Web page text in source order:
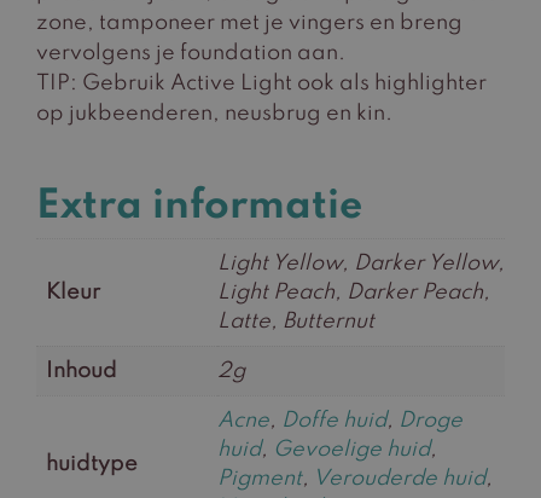
zone, tamponeer met je vingers en breng
vervolgens je foundation aan.
TIP: Gebruik Active Light ook als highlighter
op jukbeenderen, neusbrug en kin.
Extra informatie
Kleur
Light Yellow, Darker Yellow,
Light Peach, Darker Peach,
Latte, Butternut
Inhoud 2g
huidtype
Acne, Doffe huid, Droge
huid, Gevoelige huid,
Pigment, Verouderde huid,